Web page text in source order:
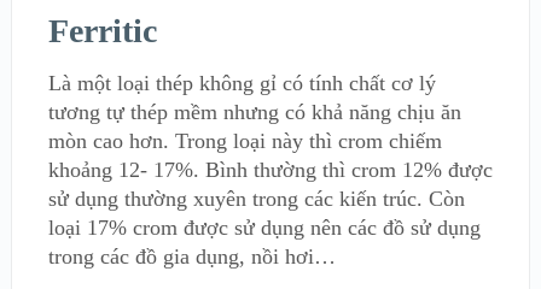
Ferritic
Là một loại thép không gỉ có tính chất cơ lý
tương tự thép mềm nhưng có khả năng chịu ăn
mòn cao hơn. Trong loại này thì crom chiếm
khoảng 12- 17%. Bình thường thì crom 12% được
sử dụng thường xuyên trong các kiến trúc. Còn
loại 17% crom được sử dụng nên các đồ sử dụng
trong các đồ gia dụng, nồi hơi…